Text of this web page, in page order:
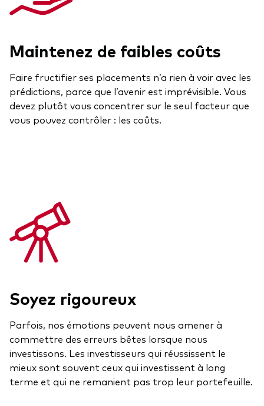
Maintenez de faibles coûts
Faire fructifier ses placements n’a rien à voir avec les
prédictions, parce que l’avenir est imprévisible. Vous
devez plutôt vous concentrer sur le seul facteur que
vous pouvez contrôler : les coûts.
Soyez rigoureux
Parfois, nos émotions peuvent nous amener à
commettre des erreurs bêtes lorsque nous
investissons. Les investisseurs qui réussissent le
mieux sont souvent ceux qui investissent à long
terme et qui ne remanient pas trop leur portefeuille.